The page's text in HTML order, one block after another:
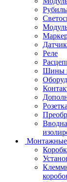
Реле
Шины
Монтажные